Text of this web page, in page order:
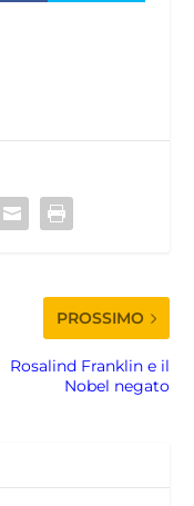
PROSSIMO
Rosalind Franklin e il
Nobel negato